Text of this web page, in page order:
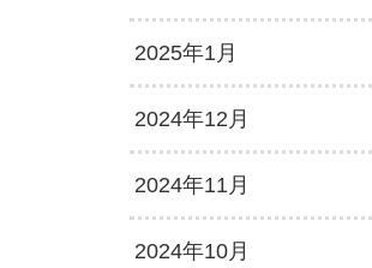
2025年1月
2024年12月
2024年11月
2024年10月